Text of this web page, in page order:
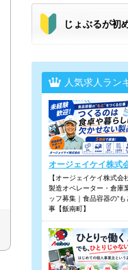
じょぶるが初
人気求人ラン
オージェイケイ株式
【オージェイケイ株式会
製造オペレーター・倉庫
ッフ募集｜食品容器の“も
事【飯南町】